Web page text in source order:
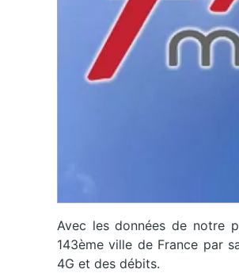
Avec les données de notre
143ème ville de France par
4G et des débits.